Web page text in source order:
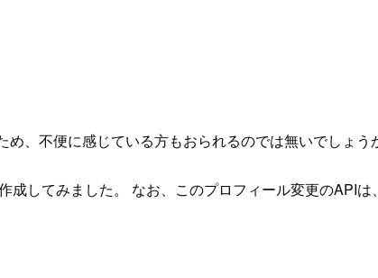
、不便に感じている方もおられるのでは無いでしょう
してみました。 なお、このプロフィール変更のAPI